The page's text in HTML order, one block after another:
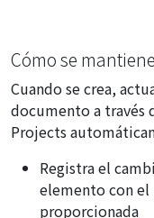
Cómo se
Cuando se crea,
documento a través
Projects
Registra el
elemento con
proporcionada